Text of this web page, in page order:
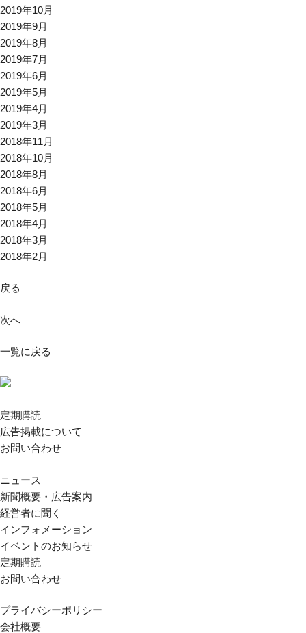
2019年10月
2019年9月
2019年8月
2019年7月
2019年6月
2019年5月
2019年4月
2019年3月
2018年11月
2018年10月
2018年8月
2018年6月
2018年5月
2018年4月
2018年3月
2018年2月
戻る
次へ
一覧に戻る
定期購読
広告掲載について
お問い合わせ
ニュース
新聞概要・広告案内
経営者に聞く
インフォメーション
イベントのお知らせ
定期購読
お問い合わせ
プライバシーポリシー
会社概要